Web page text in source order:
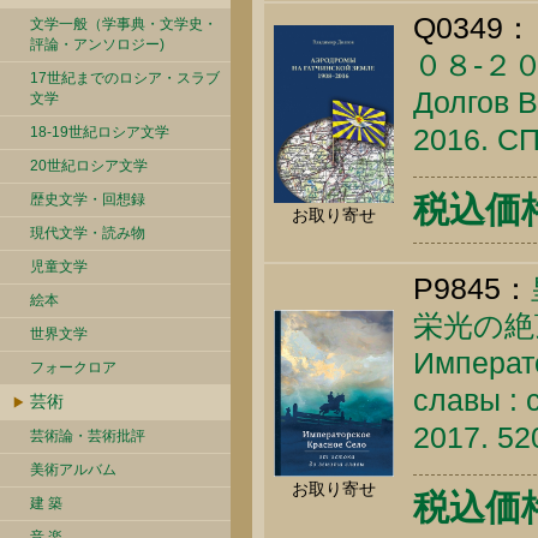
文学一般（学事典・文学史・
評論・アンソロジー)
17世紀までのロシア・スラブ
文学
18-19世紀ロシア文学
20世紀ロシア文学
歴史文学・回想録
現代文学・読み物
児童文学
絵本
世界文学
フォークロア
芸術
芸術論・芸術批評
美術アルバム
建 築
お取り寄せ
Q0349：
０８-２
Долгов
2016.
税込価
お取り寄せ
P9845：
栄光の
славы :
2017.
税込価